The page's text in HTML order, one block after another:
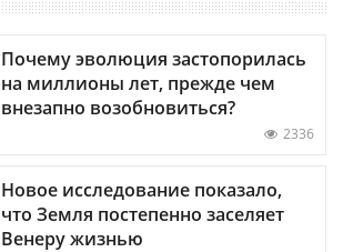
Почему эволюция застопорилась
на миллионы лет, прежде чем
внезапно возобновиться?
2336
Новое исследование показало,
что Земля постепенно заселяет
Венеру жизнью